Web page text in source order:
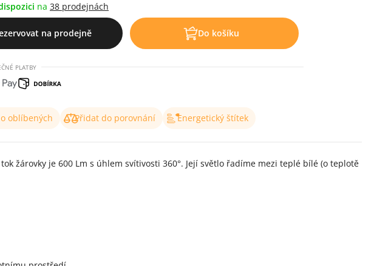
na 38 prodejnách
na prodejně Do košíku
PLATBY
oblíbených Přidat do porovnání
Energetický štítek
žárovky je 600 Lm s úhlem svítivosti 360°. Její světlo řadíme mezi teplé bílé (o teplotě